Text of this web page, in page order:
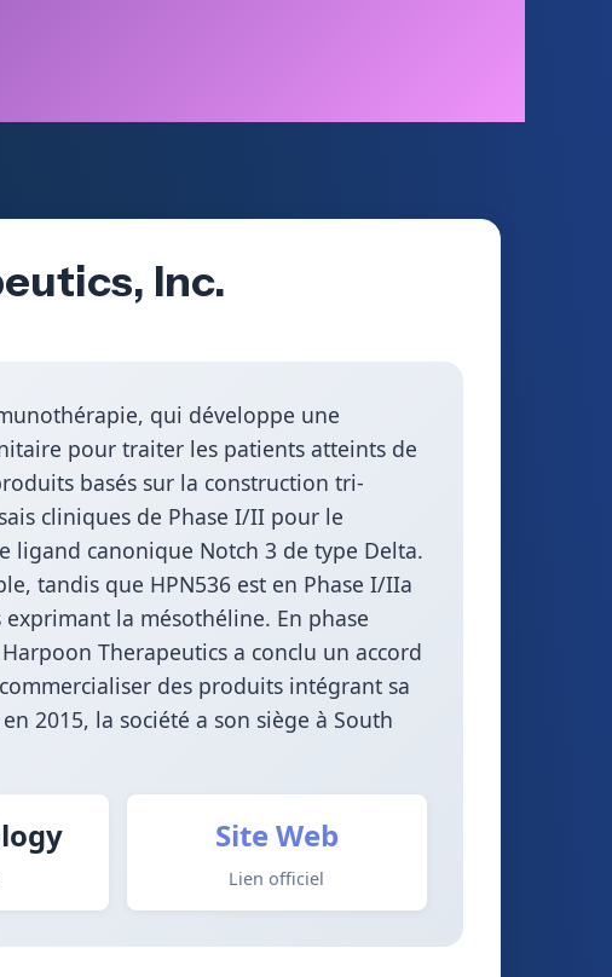
Inc.
qui développe une
pour traiter les patients atteints de
basés sur la construction tri-
cliniques de Phase I/II pour le
ligand canonique Notch 3 de type Delta.
tandis que HPN536 est en Phase I/IIa
la mésothéline. En phase
Therapeutics a conclu un accord
des produits intégrant sa
2015, la société a son siège à South
Site Web
Lien officiel